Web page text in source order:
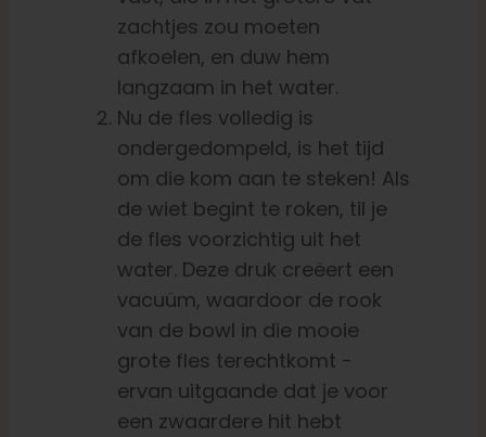
zachtjes zou moeten
afkoelen, en duw hem
langzaam in het water.
Nu de fles volledig is
ondergedompeld, is het tijd
om die kom aan te steken! Als
de wiet begint te roken, til je
de fles voorzichtig uit het
water. Deze druk creëert een
vacuüm, waardoor de rook
van de bowl in die mooie
grote fles terechtkomt -
ervan uitgaande dat je voor
een zwaardere hit hebt